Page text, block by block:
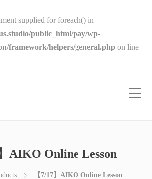
supplied for foreach() in
public_html/pay/wp-
framework/helpers/general.php on line
】AIKO Online Lesson
【7/17】AIKO Online Lesson